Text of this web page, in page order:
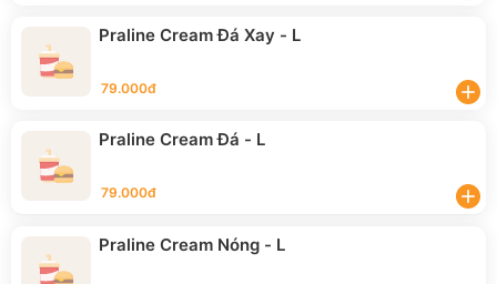
Praline Cream Đá Xay - L
79.000đ add
Praline Cream Đá - L
79.000đ add
Praline Cream Nóng - L